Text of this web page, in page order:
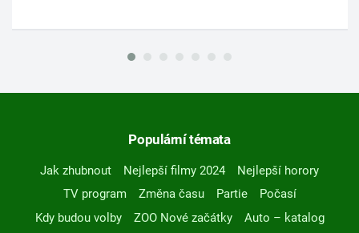
Populární témata
Jak zhubnout Nejlepší filmy 2024
Nejlepší horory
TV program
Změna času Partie
Počasí
Kdy budou volby
ZOO Nové začátky
Auto – katalog